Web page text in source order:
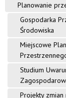
Planowanie
Gospodarka
Środowiska
Miejscowe
Studium
Projekty